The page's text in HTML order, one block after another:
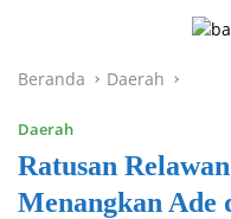
Beranda Daerah
Daerah
Ratusan
Menangkan Ade